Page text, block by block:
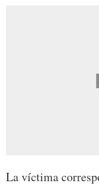
La víctima